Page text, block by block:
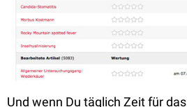
Und wenn Du täglich Zeit für das